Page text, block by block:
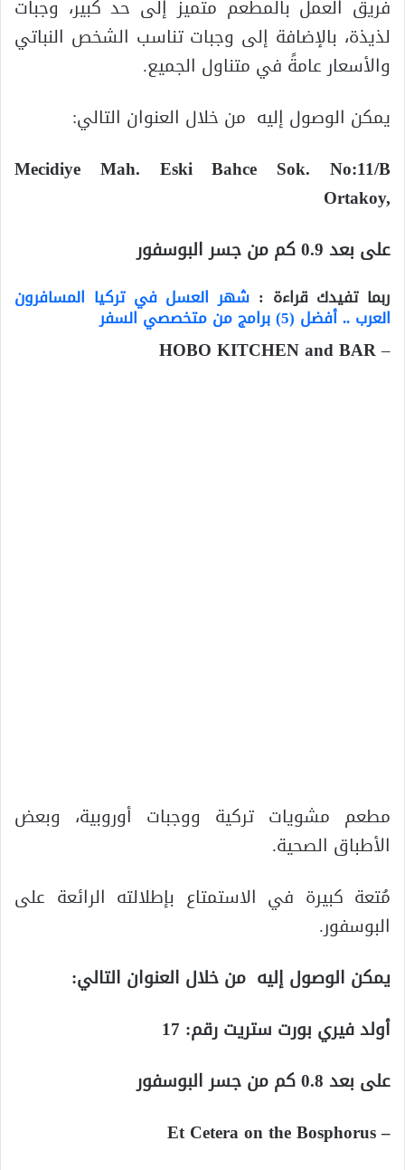
فريق العمل بالمطعم متميز إلى حد كبير، وجبات
لذيذة، بالإضافة إلى وجبات تناسب الشخص النباتي
والأسعار عامةً في متناول الجميع.
يمكن الوصول إليه من خلال العنوان التالي:
‪Mecidiye Mah. Eski Bahce Sok. No:11/B
Ortakoy,
على بعد 0.9 كم من جسر البوسفور
ربما تفيدك قراءة : شهر العسل في تركيا المسافرون
العرب .. أفضل (5) برامج من متخصصي السفر
–
HOBO KITCHEN and BAR
مطعم مشويات تركية ووجبات أوروبية، وبعض
الأطباق الصحية.
مُتعة كبيرة في الاستمتاع بإطلالته الرائعة على
البوسفور.
يمكن الوصول إليه من خلال العنوان التالي:
أولد فيري بورت ستريت رقم: 17
على بعد 0.8 كم من جسر البوسفور
– Et Cetera on the Bosphorus